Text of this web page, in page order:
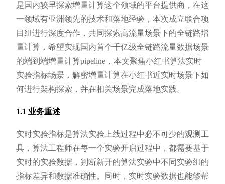
是国内较早探索增量计算这个领域的平台提供商，在这
一领域有亚洲领先的技术和落地经验，本次成立联合项
目组进行深度合作，共同探索高流量场景下的全链路增
量计算，希望实现国内首个千亿级全链路流量数据场景
的端到端增量计算pipeline，本文聚焦小红书算法实时
实验指标场景，解密增量计算在小红书近实时场景下如
何进行架构探索，并在相关场景完成落地实践。
1.1 业务重述
实时实验指标是算法实验上线过程中必不可少的观测工
具，算法工程师在每一个实验开启过程中，都需要基于
实时的实验数据，判断新开的算法实验中不同实验组的
指标差异和数据准确性。同时，实时实验数据也能够帮